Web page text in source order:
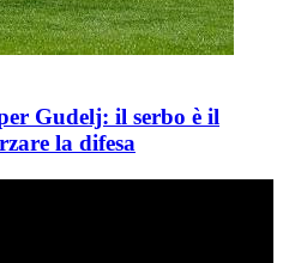
Gudelj: il serbo è il
la difesa